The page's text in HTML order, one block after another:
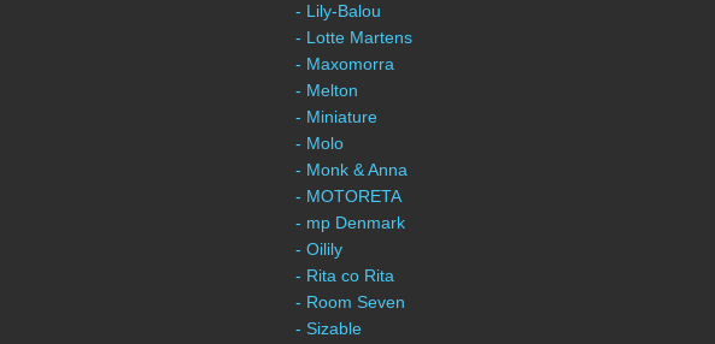
- Lily-Balou
- Lotte Martens
- Maxomorra
- Melton
- Miniature
- Molo
- Monk & Anna
- MOTORETA
- mp Denmark
- Oilily
- Rita co Rita
- Room Seven
- Sizable